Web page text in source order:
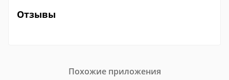
Отзывы
Похожие приложения